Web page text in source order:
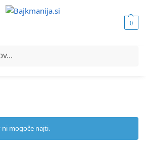
0
označeni z “ust”
ni mogoče najti.